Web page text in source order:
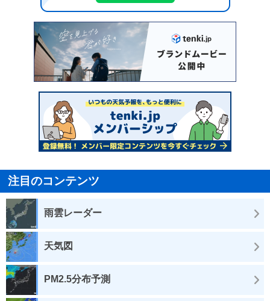
注目のコンテンツ
雨雲レーダー
天気図
PM2.5分布予測